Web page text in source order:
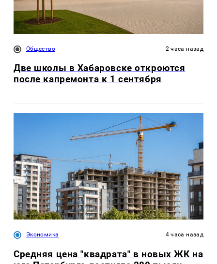
Общество 2 часа назад
Две школы в Хабаровске откроются
после капремонта к 1 сентября
Экономика 4 часа назад
Средняя цена "квадрата" в новых ЖК на